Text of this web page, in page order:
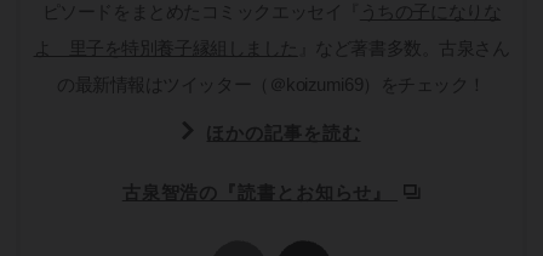
ピソードをまとめたコミックエッセイ『
うちの子になりな
よ 里子を特別養子縁組しました
』など著書多数。古泉さん
の最新情報はツイッター（＠koizumi69）をチェック！
ほかの記事を読む
古泉智浩の『読書とお知らせ』